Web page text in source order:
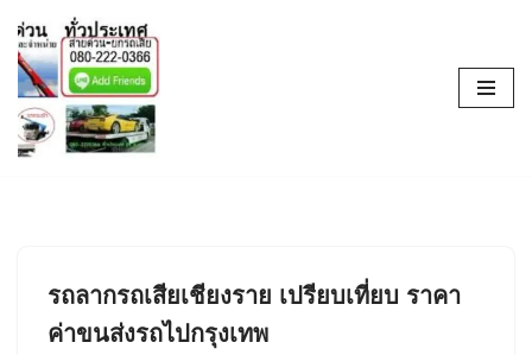
Skip
to
content
รถลากรถเสียเชียงราย เปรียบเที่ยบ ราคา
ค่าขนส่งรถไปกรุงเทพ